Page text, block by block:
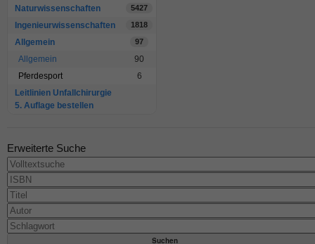
Naturwissenschaften 5427
Ingenieurwissenschaften 1818
Allgemein 97
Allgemein
90
Pferdesport
6
Leitlinien Unfallchirurgie
5. Auflage bestellen
Erweiterte Suche